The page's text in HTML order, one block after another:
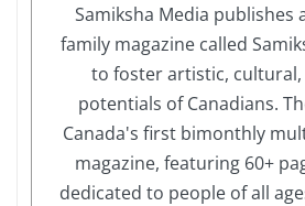
Samiksha Media publishes
family magazine called
to foster artistic,
potentials of Canadians.
Canada's first bimonthly
magazine, featuring 60+
dedicated to people of all